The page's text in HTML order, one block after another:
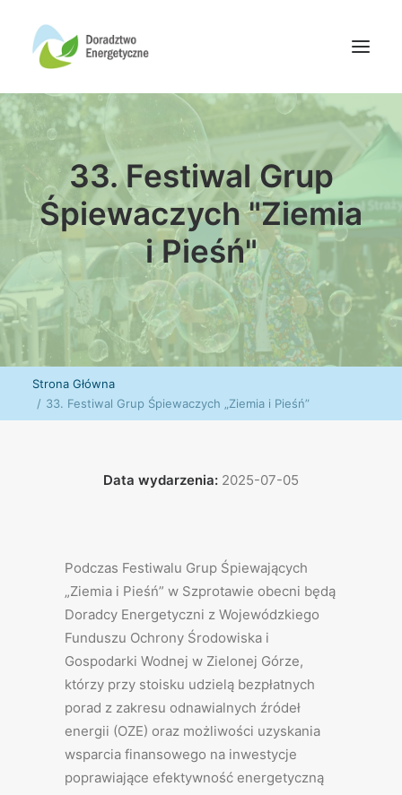
Oferta doradców
Aktualności
Wydarzenia
Oferta finansowania
Wiedza
Media
Kontakt
Wyszukiwanie
33. Festiwal Grup
Śpiewaczych "Ziemia
i Pieśń"
Strona Główna
33. Festiwal Grup Śpiewaczych „Ziemia i Pieśń”
Data wydarzenia: 2025-07-05
Podczas Festiwalu Grup Śpiewających
„Ziemia i Pieśń” w Szprotawie obecni będą
Doradcy Energetyczni z Wojewódzkiego
Funduszu Ochrony Środowiska i
Gospodarki Wodnej w Zielonej Górze,
którzy przy stoisku udzielą bezpłatnych
porad z zakresu odnawialnych źródeł
energii (OZE) oraz możliwości uzyskania
wsparcia finansowego na inwestycje
poprawiające efektywność energetyczną